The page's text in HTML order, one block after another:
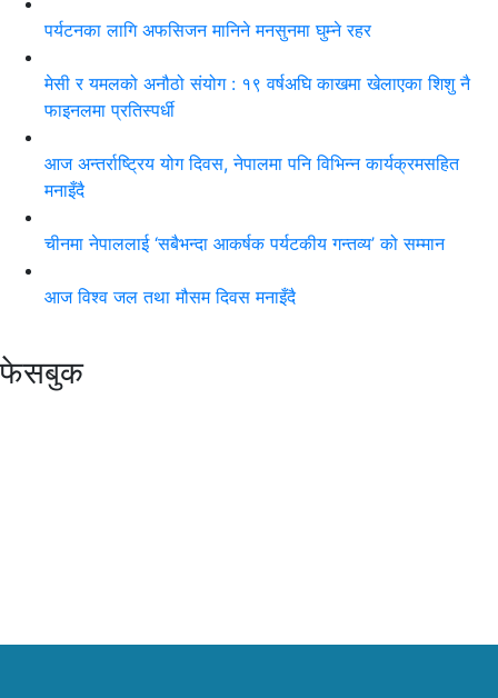
पर्यटनका लागि अफसिजन मानिने मनसुनमा घुम्ने रहर
मेसी र यमलको अनौठो संयोग : १९ वर्षअघि काखमा खेलाएका शिशु नै
फाइनलमा प्रतिस्पर्धी
आज अन्तर्राष्ट्रिय योग दिवस, नेपालमा पनि विभिन्न कार्यक्रमसहित
मनाइँदै
चीनमा नेपाललाई ‘सबैभन्दा आकर्षक पर्यटकीय गन्तव्य’ को सम्मान
आज विश्व जल तथा मौसम दिवस मनाइँदै
फेसबुक